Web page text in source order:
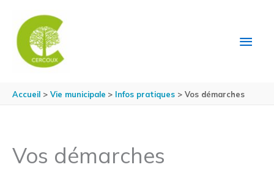
Accueil Vie municipale Infos pratiques Vos démarches
Vos démarches